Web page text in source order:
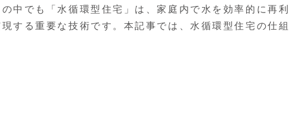
中でも「水循環型住宅」は、家庭内で水を効率的に再利
する重要な技術です。本記事では、水循環型住宅の仕